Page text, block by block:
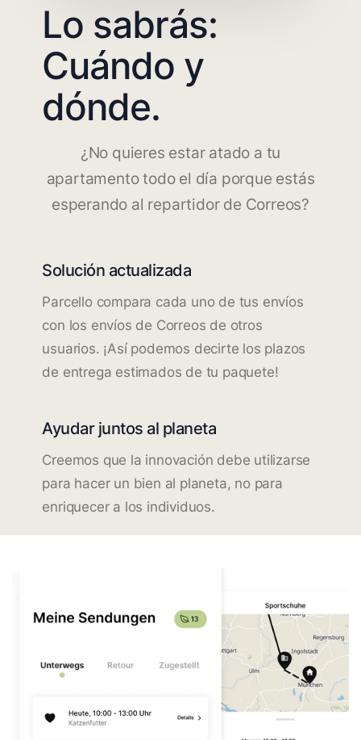
Lo sabrás:
Cuándo y
dónde.
¿No quieres estar atado a tu
apartamento todo el día porque estás
esperando al repartidor de Correos?
Solución actualizada
Parcello compara cada uno de tus envíos
con los envíos de Correos de otros
usuarios. ¡Así podemos decirte los plazos
de entrega estimados de tu paquete!
Ayudar juntos al planeta
Creemos que la innovación debe utilizarse
para hacer un bien al planeta, no para
enriquecer a los individuos.